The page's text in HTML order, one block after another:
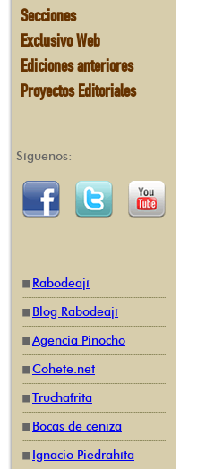
Secciones
Exclusivo Web
Ediciones anteriores
Proyectos Editoriales
Síguenos:
Rabodeají
Blog Rabodeají
Agencia Pinocho
Cohete.net
Truchafrita
Bocas de ceniza
Ignacio Piedrahíta